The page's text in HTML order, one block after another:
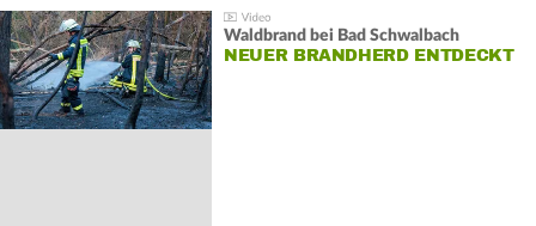
Waldbrand bei Bad Schwalbach
NEUER BRANDHERD ENTDECKT